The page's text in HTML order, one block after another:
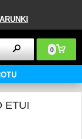
0
ETUI